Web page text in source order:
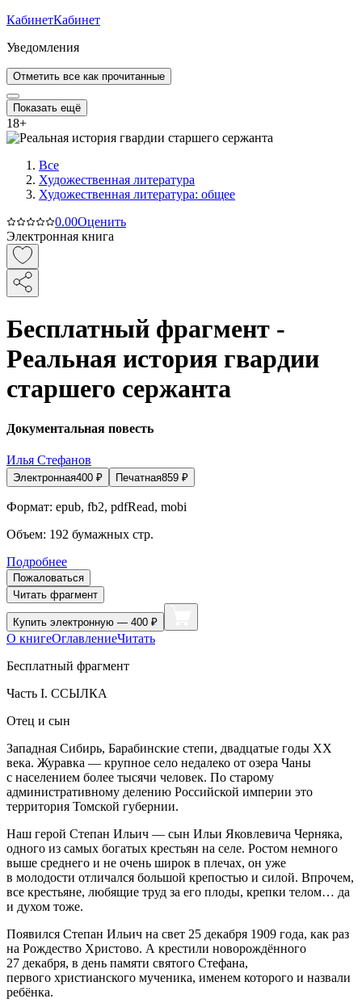
КабинетКабинет
Уведомления
Отметить все как прочитанные
Показать ещё
18+
Все
Художественная литература
Художественная литература: общее
0.00Оценить
Электронная книга
Бесплатный фрагмент -
Реальная история гвардии
старшего сержанта
Документальная повесть
Илья Стефанов
Электронная400 ₽ Печатная859 ₽
Формат: epub, fb2, pdfRead, mobi
Объем: 192 бумажных стр.
Подробнее
Пожаловаться
Читать фрагмент
Купить электронную — 400 ₽
О книгеОглавлениеЧитать
Бесплатный фрагмент
Часть I. ССЫЛКА
Отец и сын
Западная Сибирь, Барабинские степи, двадцатые годы XX
века. Журавка — крупное село недалеко от озера Чаны
с населением более тысячи человек. По старому
административному делению Российской империи это
территория Томской губернии.
Наш герой Степан Ильич — сын Ильи Яковлевича Черняка,
одного из самых богатых крестьян на селе. Ростом немного
выше среднего и не очень широк в плечах, он уже
в молодости отличался большой крепостью и силой. Впрочем,
все крестьяне, любящие труд за его плоды, крепки телом… да
и духом тоже.
Появился Степан Ильич на свет 25 декабря 1909 года, как раз
на Рождество Христово. А крестили новорождённого
27 декабря, в день памяти святого Стефана,
первого христианского мученика, именем которого и назвали
ребёнка.